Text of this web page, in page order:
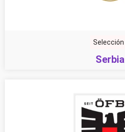
Selección
Serbia